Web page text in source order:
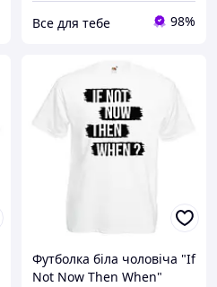
Все для тебе 98%
Футболка біла чоловіча "If
Not Now Then When"